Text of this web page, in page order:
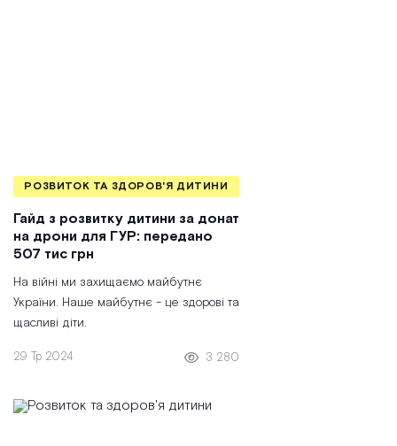
РОЗВИТОК ТА ЗДОРОВ'Я ДИТИНИ
Гайд з розвитку дитини за донат
на дрони для ГУР: передано
507 тис грн
На війні ми захищаємо майбутнє
України. Наше майбутнє - це здорові та
щасливі діти.
29 Тр 2024 3 280